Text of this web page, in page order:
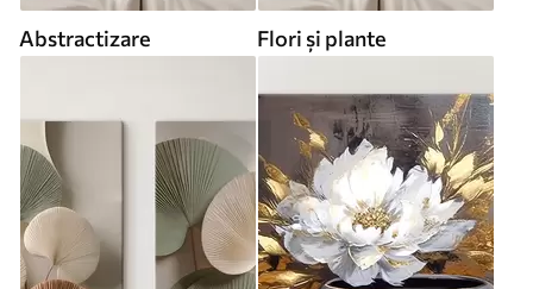
Abstractizare Flori și plante